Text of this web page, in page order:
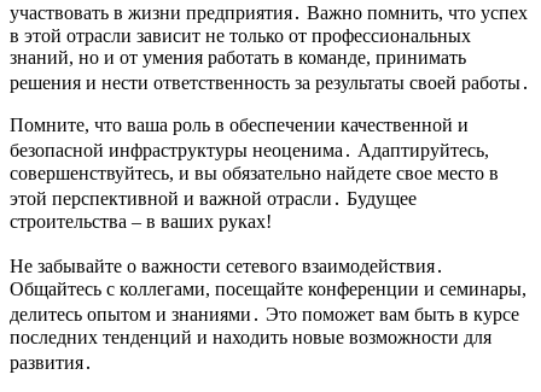
участвовать в жизни предприятия․ Важно помнить, что успех
в этой отрасли зависит не только от профессиональных
знаний, но и от умения работать в команде, принимать
решения и нести ответственность за результаты своей работы․
Помните, что ваша роль в обеспечении качественной и
безопасной инфраструктуры неоценима․ Адаптируйтесь,
совершенствуйтесь, и вы обязательно найдете свое место в
этой перспективной и важной отрасли․ Будущее
строительства – в ваших руках!
Не забывайте о важности сетевого взаимодействия․
Общайтесь с коллегами, посещайте конференции и семинары,
делитесь опытом и знаниями․ Это поможет вам быть в курсе
последних тенденций и находить новые возможности для
развития․